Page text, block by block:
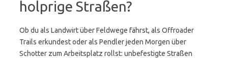
holprige Straßen?
Ob du als Landwirt über Feldwege fährst, als Offroader
Trails erkundest oder als Pendler jeden Morgen über
Schotter zum Arbeitsplatz rollst: unbefestigte Straßen